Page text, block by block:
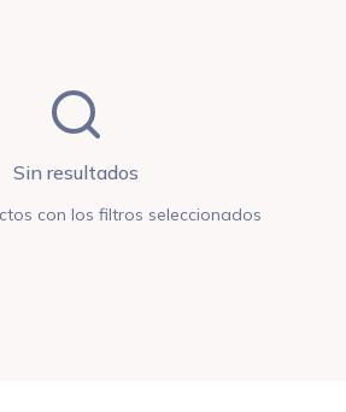
Sin resultados
con los filtros seleccionados